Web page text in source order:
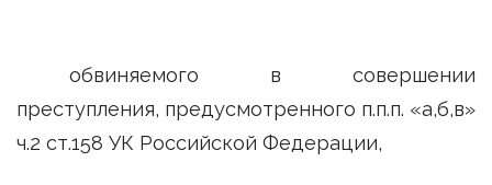
обвиняемого в совершении
преступления, предусмотренного п.п.п. «а,б,в»
ч.2 ст.158 УК Российской Федерации,